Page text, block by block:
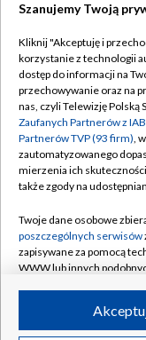
Abonament TVP
Emisja w TVP
Centrum
Naziemna
Rada Programowa
System NOS
Informacje o
Program dla prasy
©2026
Szanujemy Twoją
Kliknij "Akceptuję i
korzystanie z technologii
dostęp do informacji na
przechowywanie oraz na
nas, czyli Telewizję Polską
Zaufanych Partnerów z
Partnerów TVP (93 firm),
zautomatyzowanego
mierzenia ich
także zgody na
Twoje dane osobowe
poszczególnych serwisów
zapisywane za pomocą
WWW lub innych
ruchu w Internecie.